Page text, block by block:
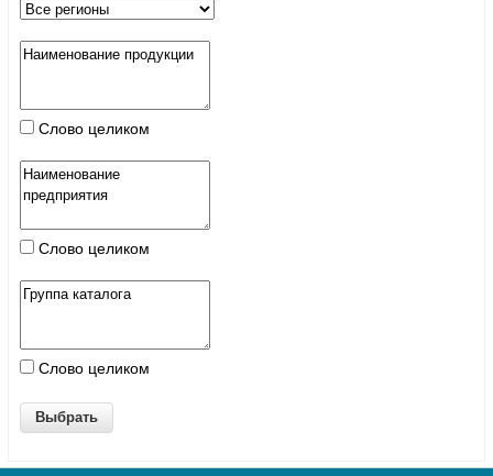
Слово целиком
Слово целиком
Слово целиком